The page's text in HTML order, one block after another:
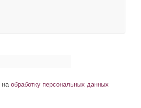
на обработку персональных данных